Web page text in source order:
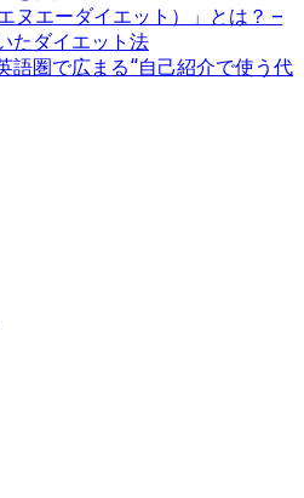
ヌエーダイエット）」とは？ –
たダイエット法
語圏で広まる“自己紹介で使う代